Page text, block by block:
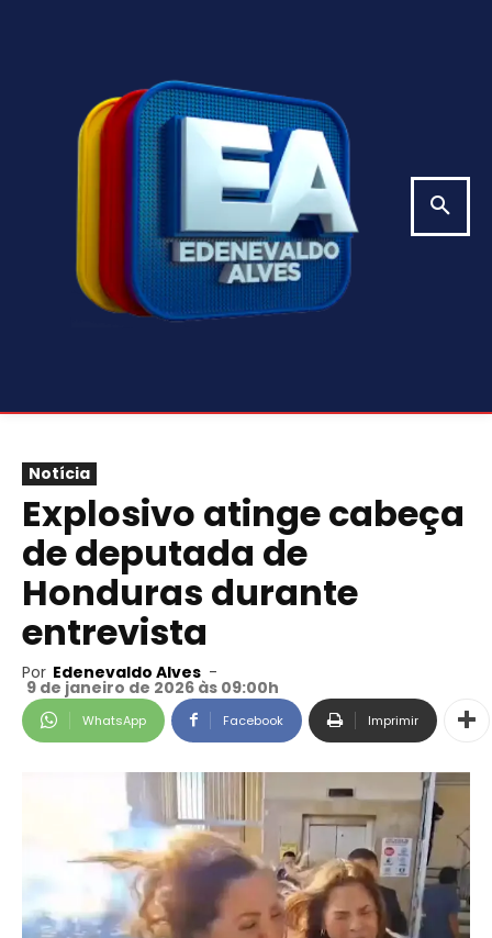
Notícia
Explosivo atinge cabeça
de deputada de
Honduras durante
entrevista
Por Edenevaldo Alves -
9 de janeiro de 2026 às 09:00h
WhatsApp Facebook Imprimir